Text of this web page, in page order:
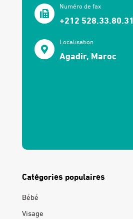
Numéro de fax
+212 528.33.80.31
Localisation
Agadir, Maroc
Catégories populaires
Bébé
Visage